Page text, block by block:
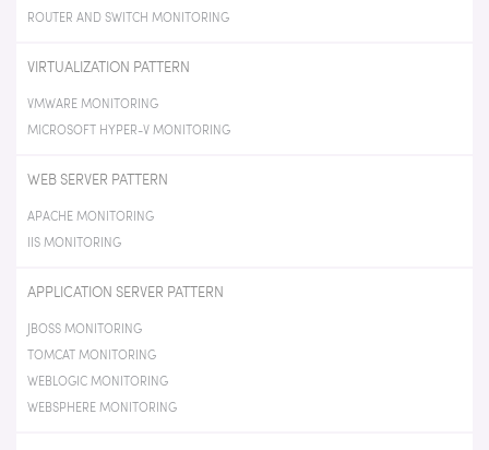
ROUTER AND SWITCH MONITORING
VIRTUALIZATION PATTERN
VMWARE MONITORING
MICROSOFT HYPER-V MONITORING
WEB SERVER PATTERN
APACHE MONITORING
IIS MONITORING
APPLICATION SERVER PATTERN
JBOSS MONITORING
TOMCAT MONITORING
WEBLOGIC MONITORING
WEBSPHERE MONITORING